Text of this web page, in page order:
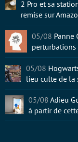
2 Pro et sa
remise sur
05/08 Panne
perturbations
05/08
lieu culte de la
05/08 Adieu
à partir de